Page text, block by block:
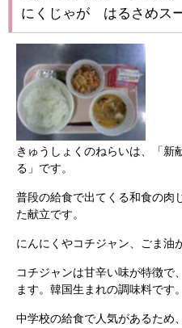
にくじゃが はるさめス
きゅうしょくのねらいは、「新
る」です。
普段の給食で出てくる和食の肉
た献立です。
にんにくやコチジャン、ごま油
コチジャンは甘辛い味が特徴で
ます。韓国生まれの調味料です。
中学校の給食で人気があるため